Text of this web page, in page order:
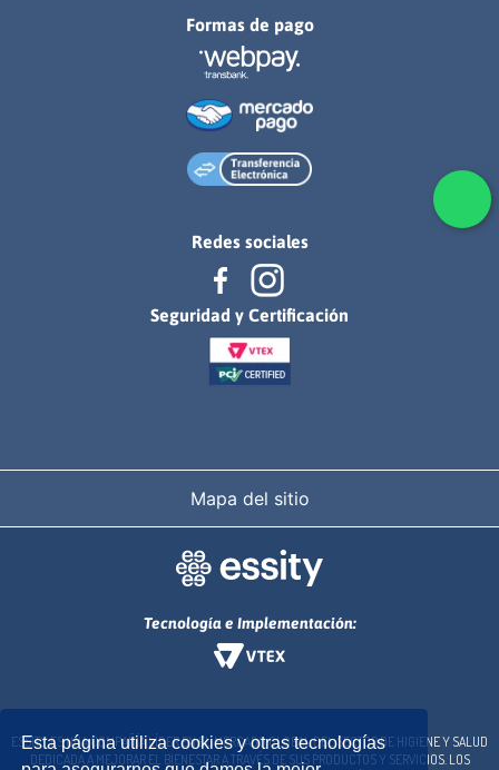
Esta página utiliza cookies y otras tecnologías
Formas de pago
Redes sociales
Seguridad y Certificación
Mapa del sitio
Tecnología e Implementación:
ESSITY ES UNA COMPAÑÍA LÍDER EN EL MERCADO GLOBAL DEL SECTOR DE HIGIENE Y SALUD
DEDICADA A MEJORAR EL BIENESTAR A TRAVÉS DE SUS PRODUCTOS Y SERVICIOS. LOS